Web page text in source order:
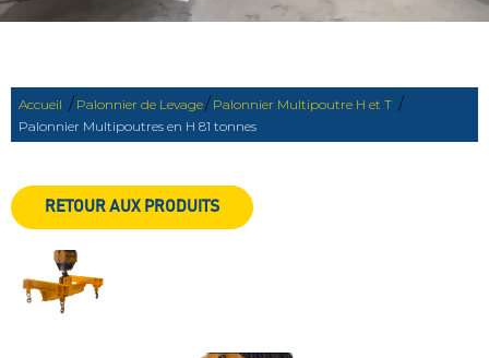
Accueil / Palonnier de Levage/ Palonnier Multipoutre H et T /
Palonnier Multipoutres en H 81 tonnes
RETOUR AUX PRODUITS